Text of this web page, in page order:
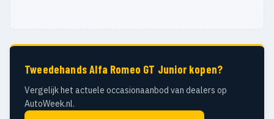
Tweedehands Alfa Romeo GT Junior kopen?
Vergelijk het actuele occasionaanbod van dealers op
AutoWeek.nl.